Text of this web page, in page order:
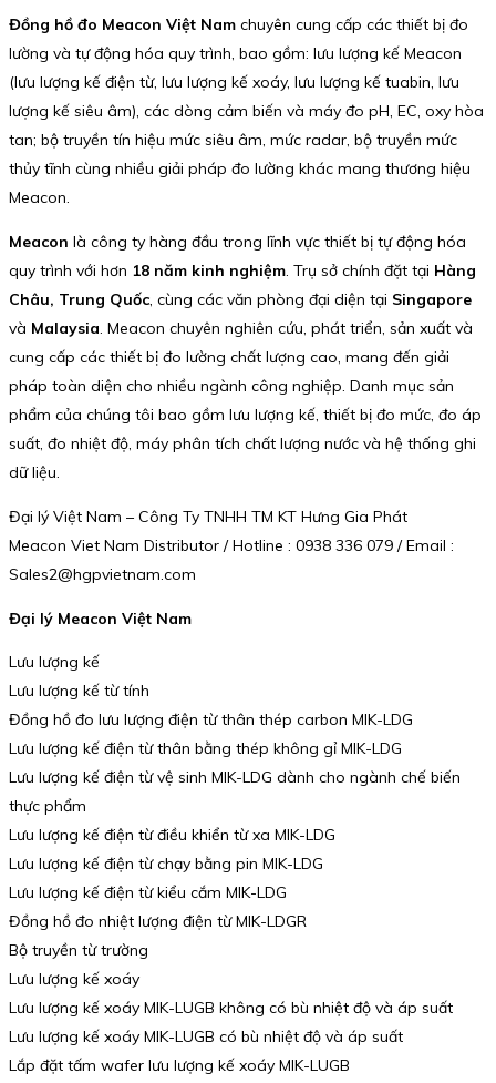
Đồng hồ đo Meacon Việt Nam chuyên cung cấp các thiết bị đo
lường và tự động hóa quy trình, bao gồm: lưu lượng kế Meacon
(lưu lượng kế điện từ, lưu lượng kế xoáy, lưu lượng kế tuabin, lưu
lượng kế siêu âm), các dòng cảm biến và máy đo pH, EC, oxy hòa
tan; bộ truyền tín hiệu mức siêu âm, mức radar, bộ truyền mức
thủy tĩnh cùng nhiều giải pháp đo lường khác mang thương hiệu
Meacon.
Meacon là công ty hàng đầu trong lĩnh vực thiết bị tự động hóa
quy trình với hơn 18 năm kinh nghiệm. Trụ sở chính đặt tại Hàng
Châu, Trung Quốc, cùng các văn phòng đại diện tại Singapore
và Malaysia. Meacon chuyên nghiên cứu, phát triển, sản xuất và
cung cấp các thiết bị đo lường chất lượng cao, mang đến giải
pháp toàn diện cho nhiều ngành công nghiệp. Danh mục sản
phẩm của chúng tôi bao gồm lưu lượng kế, thiết bị đo mức, đo áp
suất, đo nhiệt độ, máy phân tích chất lượng nước và hệ thống ghi
dữ liệu.
Đại lý Việt Nam – Công Ty TNHH TM KT Hưng Gia Phát
Meacon Viet Nam Distributor / Hotline : 0938 336 079 / Email :
Sales2@hgpvietnam.com
Đại lý Meacon Việt Nam
Lưu lượng kế
Lưu lượng kế từ tính
Đồng hồ đo lưu lượng điện từ thân thép carbon MIK-LDG
Lưu lượng kế điện từ thân bằng thép không gỉ MIK-LDG
Lưu lượng kế điện từ vệ sinh MIK-LDG dành cho ngành chế biến
thực phẩm
Lưu lượng kế điện từ điều khiển từ xa MIK-LDG
Lưu lượng kế điện từ chạy bằng pin MIK-LDG
Lưu lượng kế điện từ kiểu cắm MIK-LDG
Đồng hồ đo nhiệt lượng điện từ MIK-LDGR
Bộ truyền từ trường
Lưu lượng kế xoáy
Lưu lượng kế xoáy MIK-LUGB không có bù nhiệt độ và áp suất
Lưu lượng kế xoáy MIK-LUGB có bù nhiệt độ và áp suất
Lắp đặt tấm wafer lưu lượng kế xoáy MIK-LUGB